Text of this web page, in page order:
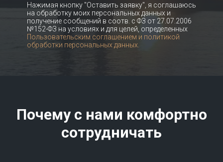
Нажимая кнопку "Оставить заявку", я соглашаюсь
на обработку моих персональных данных и
получение сообщений в соотв. с ФЗ от 27.07.2006
№152-ФЗ на условиях и для целей, определенных
Пользовательским соглашением и политикой
обработки персональных данных.
Почему с нами комфортно
сотрудничать